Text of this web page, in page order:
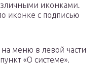
иконками.
иконке с подписью
меню в левой части
«О системе».